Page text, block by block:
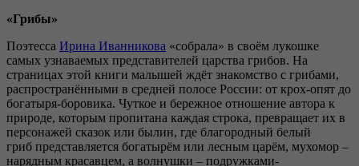
«Грибы»
Поэтесса Ирина Иванникова «собрала» в своём лукошке
самых узнаваемых представителей царства грибов. На
страницах этой книги малышей ждёт знакомство с грибами,
распространёнными в средней полосе России: от крох-опят до
богатыря-боровика. Чуткое и бережное отношение автора к
природе, которым пропитана каждая строка, превращает их в
персонажей сказок или былин, где благородный белый
гриб представляется богатырём или лесным царём, мухомор –
нарядным красавцем, а волнушки – подружками-